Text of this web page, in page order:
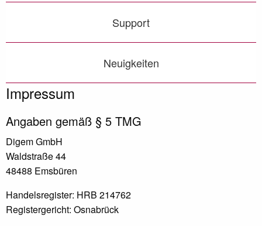
Support
Neuigkeiten
Impressum
Angaben gemäß § 5 TMG
Digem GmbH
Waldstraße 44
48488 Emsbüren
Handelsregister: HRB 214762
Registergericht: Osnabrück